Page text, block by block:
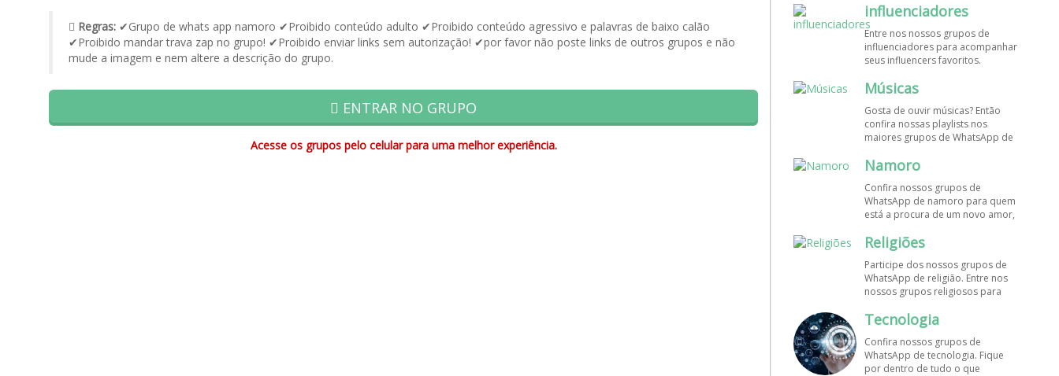
Regras: ✔Grupo de whats app namoro ✔Proibido conteúdo adulto ✔Proibido conteúdo agressivo e palavras de baixo calão
✔Proibido mandar trava zap no grupo! ✔Proibido enviar links sem autorização! ✔por favor não poste links de outros grupos e não
mude a imagem e nem altere a descrição do grupo.
ENTRAR NO GRUPO
Acesse os grupos pelo celular para uma melhor experiência.
os melhores grupos de WhatsApp,
é grátis e divertido!
influenciadores
Entre nos nossos grupos de
influenciadores para acompanhar
seus influencers favoritos.
em todo o Brasil e o mundo!
seus seguidores!
Músicas
Gosta de ouvir músicas? Então
confira nossas playlists nos
maiores grupos de WhatsApp de
melhores grupos de WhatsApp é
Namoro
Confira nossos grupos de
WhatsApp de namoro para quem
está a procura de um novo amor,
mais grupos de WhatsApp é de
graça!
Religiões
Participe dos nossos grupos de
WhatsApp de religião. Entre nos
nossos grupos religiosos para
só fé! Entre agora!
Tecnologia
Confira nossos grupos de
WhatsApp de tecnologia. Fique
por dentro de tudo o que